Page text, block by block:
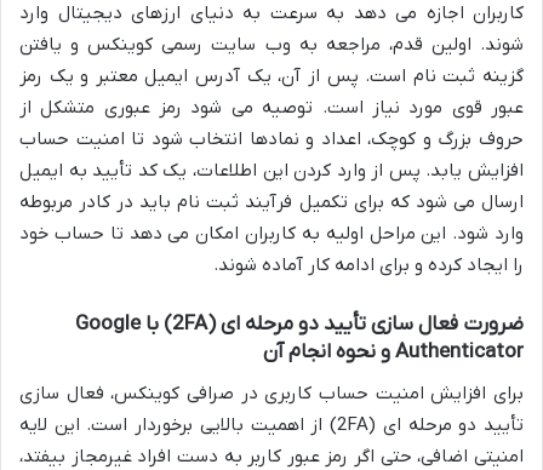
کاربران اجازه می دهد به سرعت به دنیای ارزهای دیجیتال وارد
شوند. اولین قدم، مراجعه به وب سایت رسمی کوینکس و یافتن
گزینه ثبت نام است. پس از آن، یک آدرس ایمیل معتبر و یک رمز
عبور قوی مورد نیاز است. توصیه می شود رمز عبوری متشکل از
حروف بزرگ و کوچک، اعداد و نمادها انتخاب شود تا امنیت حساب
افزایش یابد. پس از وارد کردن این اطلاعات، یک کد تأیید به ایمیل
ارسال می شود که برای تکمیل فرآیند ثبت نام باید در کادر مربوطه
وارد شود. این مراحل اولیه به کاربران امکان می دهد تا حساب خود
را ایجاد کرده و برای ادامه کار آماده شوند.
ضرورت فعال سازی تأیید دو مرحله ای (2FA) با Google
Authenticator و نحوه انجام آن
برای افزایش امنیت حساب کاربری در صرافی کوینکس، فعال سازی
تأیید دو مرحله ای (2FA) از اهمیت بالایی برخوردار است. این لایه
امنیتی اضافی، حتی اگر رمز عبور کاربر به دست افراد غیرمجاز بیفتد،